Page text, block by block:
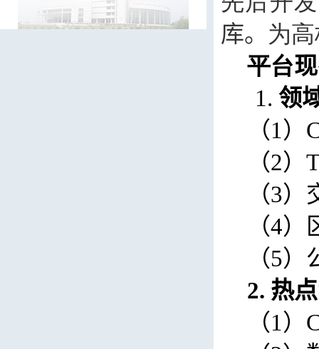
库。 为
平台
1. 领
（1 ）
（2）
（3）
（4）
（5）
2. 热
（1 ）